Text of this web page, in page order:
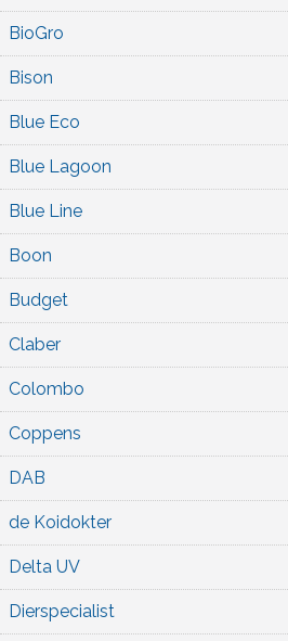
BioGro
Bison
Blue Eco
Blue Lagoon
Blue Line
Boon
Budget
Claber
Colombo
Coppens
DAB
de Koidokter
Delta UV
Dierspecialist